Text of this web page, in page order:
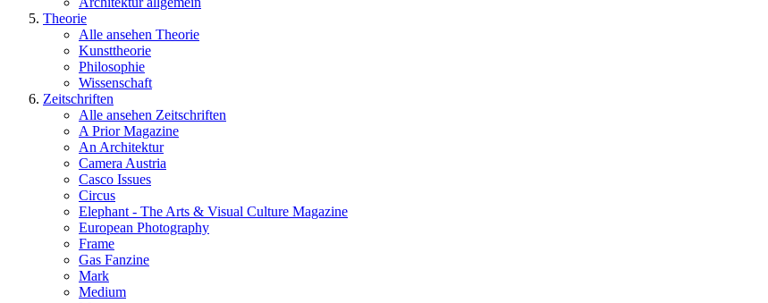
Theorie
Alle ansehen Theorie
Kunsttheorie
Philosophie
Wissenschaft
Zeitschriften
Alle ansehen Zeitschriften
A Prior Magazine
An Architektur
Camera Austria
Casco Issues
Circus
Elephant - The Arts & Visual Culture Magazine
European Photography
Frame
Gas Fanzine
Mark
Medium